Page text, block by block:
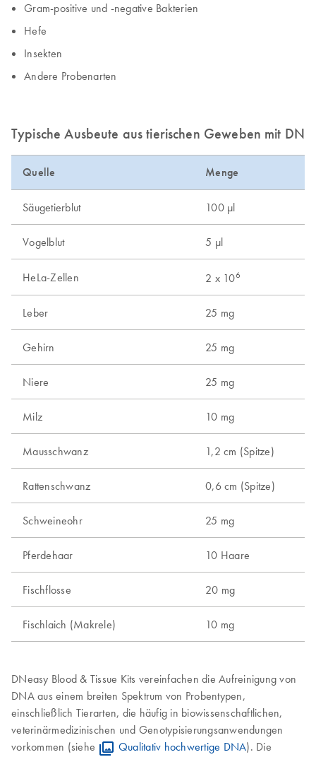
Gram-positive und -negative Bakterien
Hefe
Insekten
Andere Probenarten
Typische Ausbeute aus tierischen Geweben mit
Quelle Menge
Säugetierblut 100 µl
Vogelblut 5 µl
HeLa-Zellen 2 x 106
Leber 25 mg
Gehirn 25 mg
Niere 25 mg
Milz 10 mg
Mausschwanz 1,2 cm (Spitze)
Rattenschwanz 0,6 cm (Spitze)
Schweineohr 25 mg
Pferdehaar 10 Haare
Fischflosse 20 mg
Fischlaich (Makrele) 10 mg
DNeasy Blood & Tissue Kits vereinfachen die Aufreinigung von
DNA aus einem breiten Spektrum von Probentypen,
einschließlich Tierarten, die häufig in biowissenschaftlichen,
veterinärmedizinischen und Genotypisierungsanwendungen
vorkommen (siehe
Qualitativ hochwertige DNA). Die